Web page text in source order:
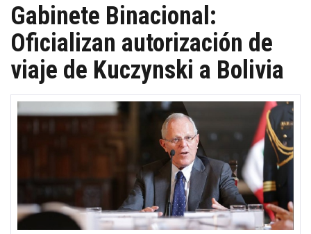
Gabinete Binacional:
Oficializan autorización de
viaje de Kuczynski a Bolivia